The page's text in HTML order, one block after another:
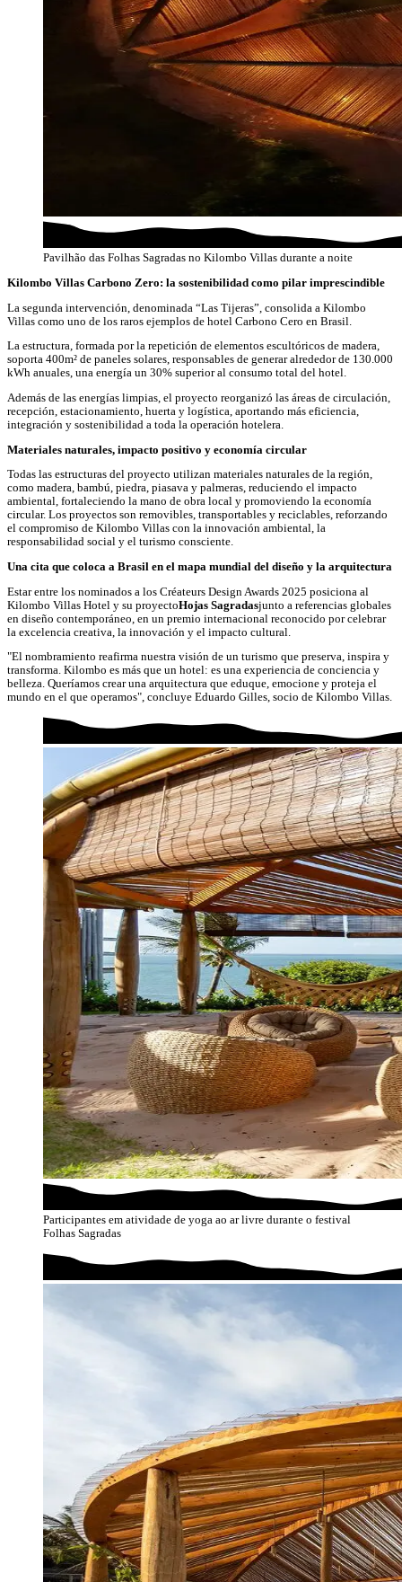
Pavilhão das Folhas Sagradas no Kilombo Villas durante a noite
Kilombo Villas Carbono Zero: la sostenibilidad como pilar imprescindible
La segunda intervención, denominada “Las Tijeras”, consolida a Kilombo
Villas como uno de los raros ejemplos de hotel Carbono Cero en Brasil.
La estructura, formada por la repetición de elementos escultóricos de madera,
soporta 400m² de paneles solares, responsables de generar alrededor de 130.000
kWh anuales, una energía un 30% superior al consumo total del hotel.
Además de las energías limpias, el proyecto reorganizó las áreas de circulación,
recepción, estacionamiento, huerta y logística, aportando más eficiencia,
integración y sostenibilidad a toda la operación hotelera.
Materiales naturales, impacto positivo y economía circular
Todas las estructuras del proyecto utilizan materiales naturales de la región,
como madera, bambú, piedra, piasava y palmeras, reduciendo el impacto
ambiental, fortaleciendo la mano de obra local y promoviendo la economía
circular. Los proyectos son removibles, transportables y reciclables, reforzando
el compromiso de Kilombo Villas con la innovación ambiental, la
responsabilidad social y el turismo consciente.
Una cita que coloca a Brasil en el mapa mundial del diseño y la arquitectura
Estar entre los nominados a los Créateurs Design Awards 2025 posiciona al
Kilombo Villas Hotel y su proyectoHojas Sagradasjunto a referencias globales
en diseño contemporáneo, en un premio internacional reconocido por celebrar
la excelencia creativa, la innovación y el impacto cultural.
"El nombramiento reafirma nuestra visión de un turismo que preserva, inspira y
transforma. Kilombo es más que un hotel: es una experiencia de conciencia y
belleza. Queríamos crear una arquitectura que eduque, emocione y proteja el
mundo en el que operamos", concluye Eduardo Gilles, socio de Kilombo Villas.
Participantes em atividade de yoga ao ar livre durante o festival
Folhas Sagradas